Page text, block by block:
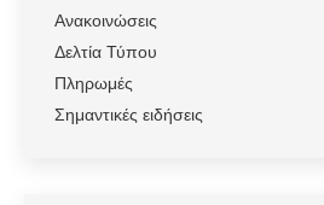
Ανακοινώσεις
Δελτία Τύπου
Πληρωμές
Σημαντικές ειδήσεις